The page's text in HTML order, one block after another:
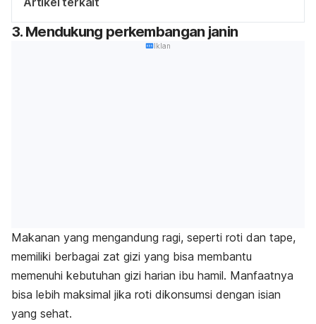
3. Mendukung perkembangan janin
Iklan
Makanan yang mengandung ragi, seperti roti dan tape,
memiliki berbagai zat gizi yang bisa membantu
memenuhi kebutuhan gizi harian ibu hamil. Manfaatnya
bisa lebih maksimal jika roti dikonsumsi dengan isian
yang sehat.